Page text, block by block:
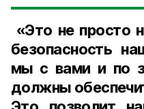
«Это не просто
безопасность
мы с вами и по
должны